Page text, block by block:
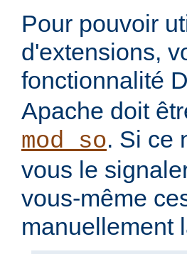
Pour pouvoir
d'extensions,
fonctionnalité
Apache doit
mod_so. Si ce
vous le
vous-même
manuellement